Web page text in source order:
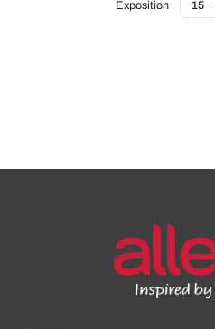
Exposition